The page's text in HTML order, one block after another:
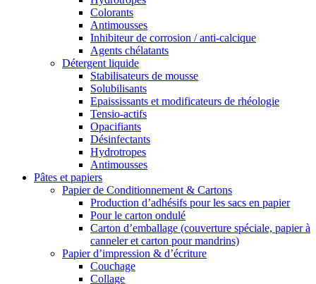
Colorants
Antimousses
Inhibiteur de corrosion / anti-calcique
Agents chélatants
Détergent liquide
Stabilisateurs de mousse
Solubilisants
Epaississants et modificateurs de rhéologie
Tensio-actifs
Opacifiants
Désinfectants
Hydrotropes
Antimousses
Pâtes et papiers
Papier de Conditionnement & Cartons
Production d’adhésifs pour les sacs en papier
Pour le carton ondulé
Carton d’emballage (couverture spéciale, papier à
canneler et carton pour mandrins)
Papier d’impression & d’écriture
Couchage
Collage